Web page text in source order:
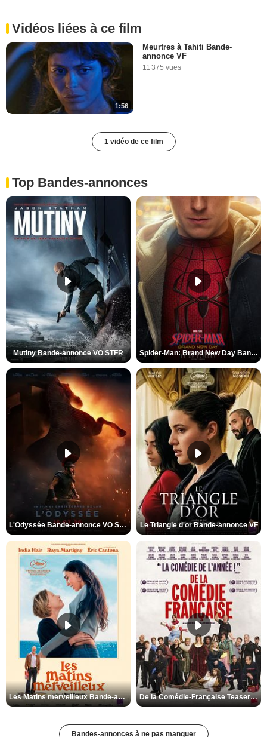
Vidéos liées à ce film
1:56
Meurtres à Tahiti Bande-
annonce VF
11 375 vues
1 vidéo de ce film
Top Bandes-annonces
Mutiny Bande-annonce VO STFR Spider-Man: Brand New Day Bande-annonce VO STFR
L'Odyssée Bande-annonce VO STFR Le Triangle d'or Bande-annonce VF
Les Matins merveilleux Bande-annonce VF De la Comédie-Française Teaser VF
Bandes-annonces à ne pas manquer